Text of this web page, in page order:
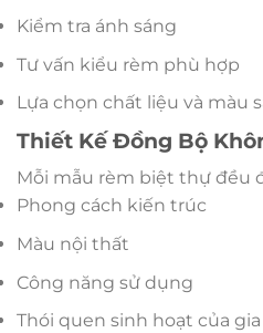
Kiểm tra ánh sáng
Tư vấn kiểu rèm phù hợp
Lựa chọn chất liệu và màu
Thiết Kế Đồng Bộ
Mỗi mẫu rèm biệt thự đều
Phong cách kiến trúc
Màu nội thất
Công năng sử dụng
Thói quen sinh hoạt của